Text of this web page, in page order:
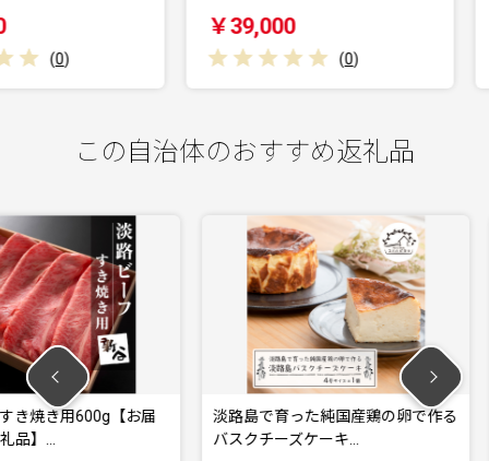
￥39,000
(0 )
この自治体のおすすめ返礼品
【お届
淡路島で育った純国産鶏の卵で作る
バスクチーズケーキ…
淡路ビー